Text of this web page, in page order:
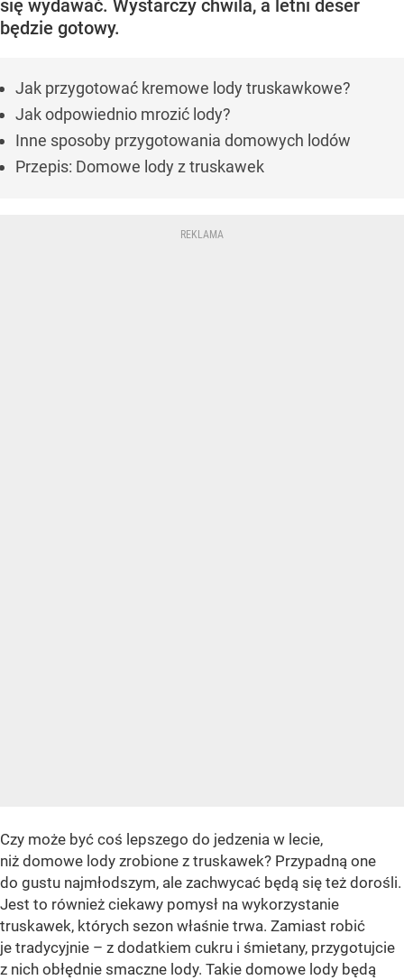
się wydawać. Wystarczy chwila, a letni deser
będzie gotowy.
Jak przygotować kremowe lody truskawkowe?
Jak odpowiednio mrozić lody?
Inne sposoby przygotowania domowych lodów
Przepis: Domowe lody z truskawek
Czy może być coś lepszego do jedzenia w lecie,
niż domowe lody zrobione z truskawek? Przypadną one
do gustu najmłodszym, ale zachwycać będą się też dorośli.
Jest to również ciekawy pomysł na wykorzystanie
truskawek, których sezon właśnie trwa. Zamiast robić
je tradycyjnie – z dodatkiem cukru i śmietany, przygotujcie
z nich obłędnie smaczne lody. Takie domowe lody będą